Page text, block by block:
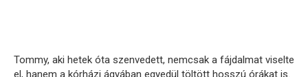
Tommy, aki hetek óta szenvedett, nemcsak a fájdalmat viselte
el, hanem a kórházi ágyában egyedül töltött hosszú órákat is.